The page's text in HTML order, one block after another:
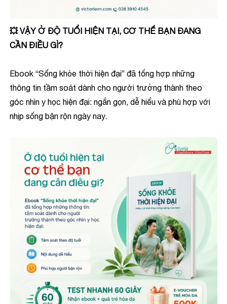
💥 VẬY Ở ĐỘ TUỔI HIỆN TẠI, CƠ THỂ BẠN ĐANG
CẦN ĐIỀU GÌ?
Ebook “Sống khỏe thời hiện đại” đã tổng hợp những
thông tin tầm soát dành cho người trưởng thành theo
góc nhìn y học hiện đại: ngắn gọn, dễ hiểu và phù hợp với
nhịp sống bận rộn ngày nay.